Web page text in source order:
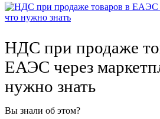
НДС при продаже
ЕАЭС через
нужно знать
Вы знали об этом?